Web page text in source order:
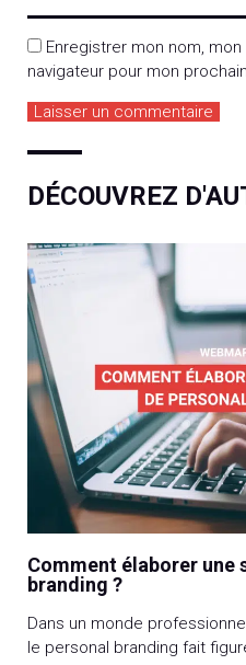
Enregistrer mon nom,
navigateur pour mon
DÉCOUVREZ
Comment élaborer une
branding ?
Dans un monde
le personal branding fait